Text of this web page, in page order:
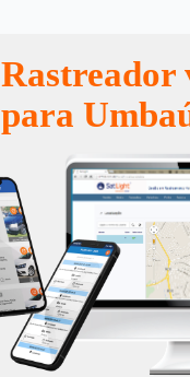
Rastreador
para